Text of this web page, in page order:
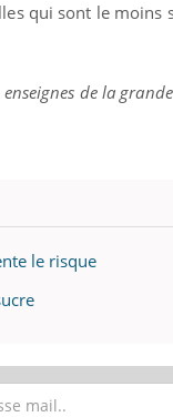
qui sont le moins
de la
le risque